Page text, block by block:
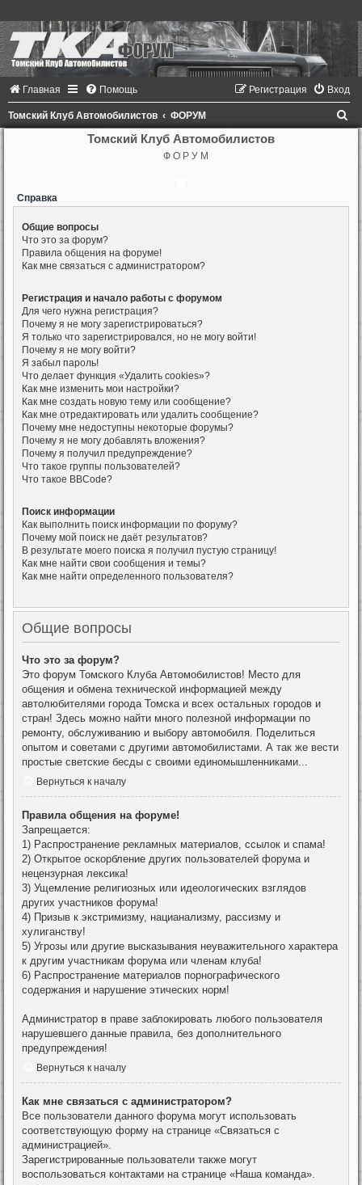
Главная Помощь Вход
Регистрация
Томский Клуб Автомобилистов ФОРУМ
Томский Клуб Автомобилистов
Ф О Р У М
Справка
Общие вопросы
Что это за форум?
Правила общения на форуме!
Как мне связаться с администратором?
Регистрация и начало работы с форумом
Для чего нужна регистрация?
Почему я не могу зарегистрироваться?
Я только что зарегистрировался, но не могу войти!
Почему я не могу войти?
Я забыл пароль!
Что делает функция «Удалить cookies»?
Как мне изменить мои настройки?
Как мне создать новую тему или сообщение?
Как мне отредактировать или удалить сообщение?
Почему мне недоступны некоторые форумы?
Почему я не могу добавлять вложения?
Почему я получил предупреждение?
Что такое группы пользователей?
Что такое BBCode?
Поиск информации
Как выполнить поиск информации по форуму?
Почему мой поиск не даёт результатов?
В результате моего поиска я получил пустую страницу!
Как мне найти свои сообщения и темы?
Как мне найти определенного пользователя?
Общие вопросы
Что это за форум?
Это форум Томского Клуба Автомобилистов! Место для
общения и обмена технической информацией между
автолюбителями города Томска и всех остальных городов и
стран! Здесь можно найти много полезной информации по
ремонту, обслуживанию и выбору автомобиля. Поделиться
опытом и советами с другими автомобилистами. А так же вести
простые светские бесды с своими единомышленниками...
Вернуться к началу
Правила общения на форуме!
Запрещается:
1) Распространение рекламных материалов, ссылок и спама!
2) Открытое оскорбление других пользователей форума и
нецензурная лексика!
3) Ущемление религиозных или идеологических взглядов
других участников форума!
4) Призыв к экстримизму, нацианализму, рассизму и
хулиганству!
5) Угрозы или другие высказывания неуважительного характера
к другим участникам форума или членам клуба!
6) Распространение материалов порнографического
содержания и нарушение этических норм!
Администратор в праве заблокировать любого пользователя
нарушевшего данные правила, без дополнительного
предупреждения!
Вернуться к началу
Как мне связаться с администратором?
Все пользователи данного форума могут использовать
соответствующую форму на странице «Связаться с
администрацией».
Зарегистрированные пользователи также могут
воспользоваться контактами на странице «Наша команда».